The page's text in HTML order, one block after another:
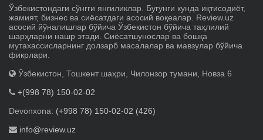
Ўзбекистондаги сўнгги янгиликлар. Бугунги кунда иқтисодиёт,
жамият, бизнес ва сиёсатдаги асосий воқеалар. Review.uz
асосий йўналишлар бўйича Ўзбекистон бўйича таҳлилий
шарҳларни нашр этади. Сиёсатшунослар ва бошқа
мутахассисларнинг долзарб масалалар ва мавзулар бўйича
фикрлари.
Ўзбекистон, Тошкент шаҳри, Чилонзор тумани, Новза 6
+(998 78) 150-02-02
Devonxona: (+998 78) 150-02-02 (426)
info@review.uz